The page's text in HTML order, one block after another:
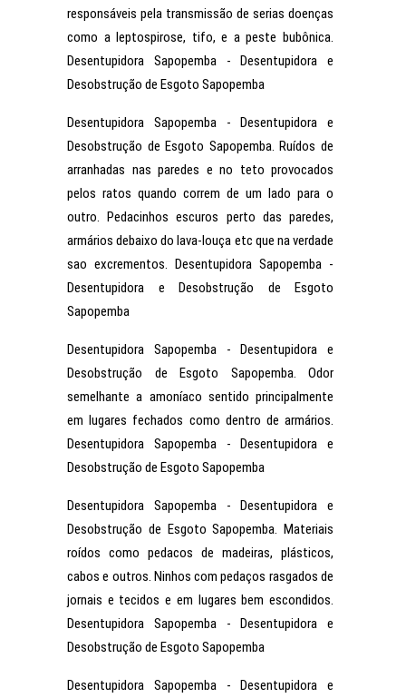
responsáveis pela transmissão de serias doenças
como a leptospirose, tifo, e a peste bubônica.
Desentupidora Sapopemba - Desentupidora e
Desobstrução de Esgoto Sapopemba
Desentupidora Sapopemba - Desentupidora e
Desobstrução de Esgoto Sapopemba. Ruídos de
arranhadas nas paredes e no teto provocados
pelos ratos quando correm de um lado para o
outro. Pedacinhos escuros perto das paredes,
armários debaixo do lava-louça etc que na verdade
sao excrementos. Desentupidora Sapopemba -
Desentupidora e Desobstrução de Esgoto
Sapopemba
Desentupidora Sapopemba - Desentupidora e
Desobstrução de Esgoto Sapopemba. Odor
semelhante a amoníaco sentido principalmente
em lugares fechados como dentro de armários.
Desentupidora Sapopemba - Desentupidora e
Desobstrução de Esgoto Sapopemba
Desentupidora Sapopemba - Desentupidora e
Desobstrução de Esgoto Sapopemba. Materiais
roídos como pedacos de madeiras, plásticos,
cabos e outros. Ninhos com pedaços rasgados de
jornais e tecidos e em lugares bem escondidos.
Desentupidora Sapopemba - Desentupidora e
Desobstrução de Esgoto Sapopemba
Desentupidora Sapopemba - Desentupidora e